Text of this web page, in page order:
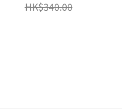
HK$340.00